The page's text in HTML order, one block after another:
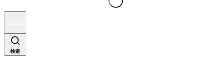
メニュー
検索